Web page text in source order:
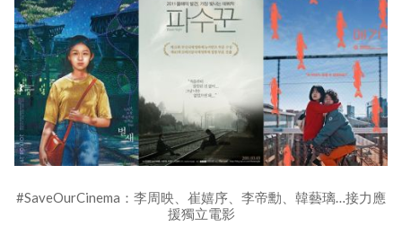
#SaveOurCinema：李周映、崔嬉序、李帝勳、韓藝璃…接力應
援獨立電影